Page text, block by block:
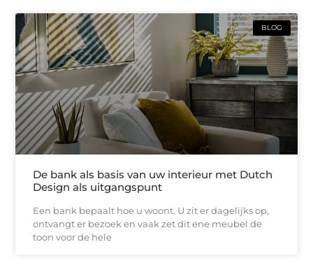
BLOG
De bank als basis van uw interieur met Dutch
Design als uitgangspunt
Een bank bepaalt hoe u woont. U zit er dagelijks op,
ontvangt er bezoek en vaak zet dit ene meubel de
toon voor de hele